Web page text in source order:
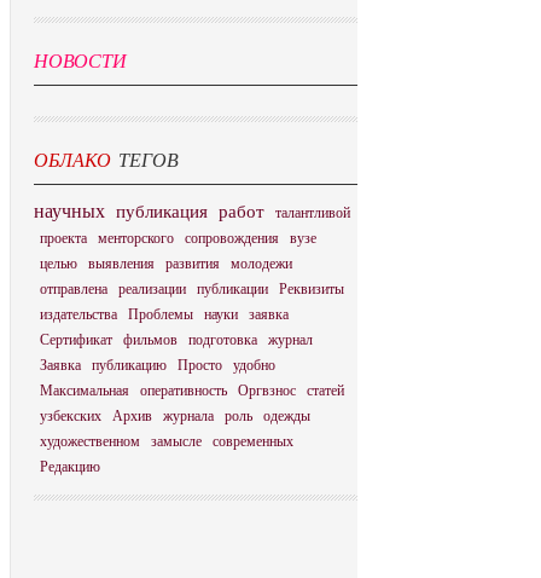
НОВОСТИ
ОБЛАКО ТЕГОВ
научных публикация работ талантливой
проекта менторского сопровождения вузе
целью выявления развития молодежи
отправлена реализации публикации Реквизиты
издательства Проблемы науки заявка
Сертификат фильмов подготовка журнал
Заявка публикацию Просто удобно
Максимальная оперативность Оргвзнос статей
узбекских
Архив журнала роль одежды
художественном замысле современных
Редакцию